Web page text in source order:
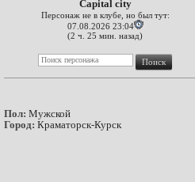
Capital city
Персонаж не в клубе, но был тут:
07.08.2026 23:04
(2 ч. 25 мин. назад)
Пол: Мужской
Город: Краматорск-Курск